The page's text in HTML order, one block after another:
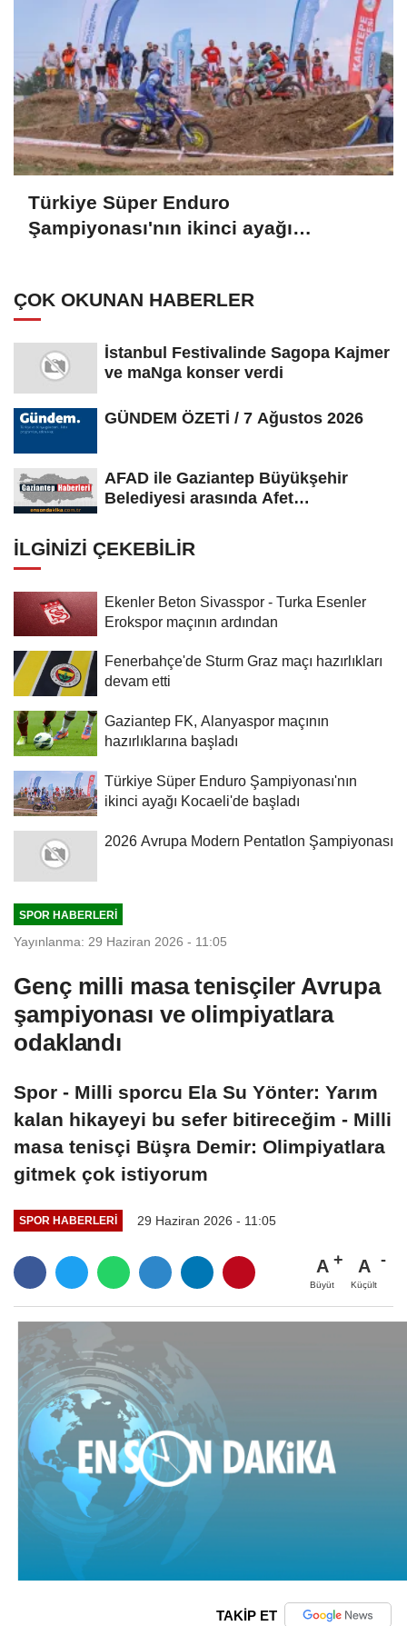
Türkiye Süper Enduro
Şampiyonası'nın ikinci ayağı
ÇOK OKUNAN HABERLER
İstanbul Festivalinde Sagopa Kajmer
ve maNga konser verdi
GÜNDEM ÖZETİ / 7 Ağustos 2026
AFAD ile Gaziantep Büyükşehir
Belediyesi arasında Afet
İLGINIZI ÇEKEBILIR
Ekenler Beton Sivasspor - Turka Esenler
Erokspor maçının ardından
Fenerbahçe'de Sturm Graz maçı hazırlıkları
devam etti
Gaziantep FK, Alanyaspor maçının
hazırlıklarına başladı
Türkiye Süper Enduro Şampiyonası'nın
ikinci ayağı Kocaeli'de başladı
2026 Avrupa Modern Pentatlon Şampiyonası
SPOR HABERLERI
Yayınlanma: 29 Haziran 2026 - 11:05
Genç milli masa tenisçiler Avrupa
şampiyonası ve olimpiyatlara
odaklandı
Spor - Milli sporcu Ela Su Yönter: Yarım
kalan hikayeyi bu sefer bitireceğim - Milli
masa tenisçi Büşra Demir: Olimpiyatlara
gitmek çok istiyorum
SPOR HABERLERI 29 Haziran 2026 - 11:05
A
Büyüt
A
Küçült
TAKİP ET